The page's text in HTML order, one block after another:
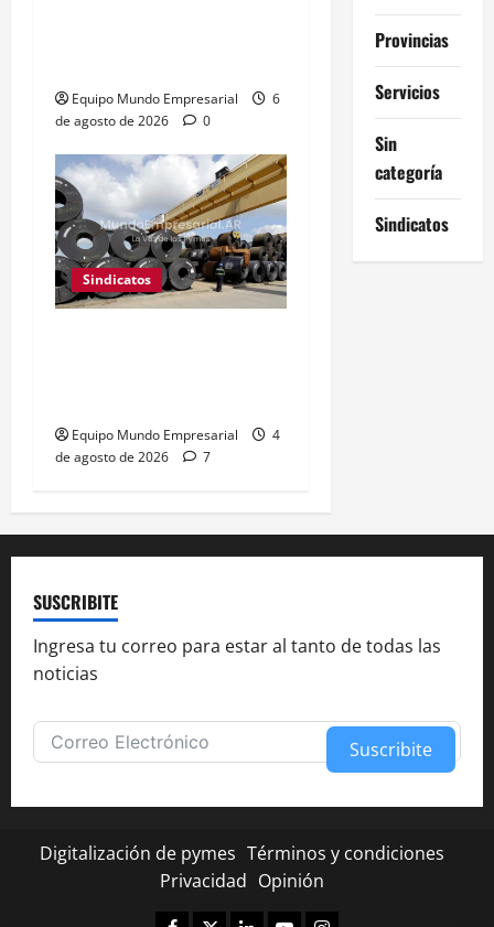
Equipo Mundo Empresarial
6
de agosto de 2026
0
Sindicatos
Equipo Mundo Empresarial
4
de agosto de 2026
7
Provincias
Servicios
Sin
categoría
Sindicatos
SUSCRIBITE
Ingresa tu correo para estar al tanto de todas las
noticias
Suscribite
Digitalización de pymes Términos y condiciones
Privacidad Opinión